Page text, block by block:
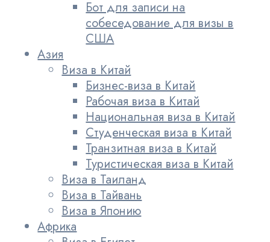
Бот для записи на
собеседование для визы в
США
Азия
Виза в Китай
Бизнес-виза в Китай
Рабочая виза в Китай
Национальная виза в Китай
Студенческая виза в Китай
Транзитная виза в Китай
Туристическая виза в Китай
Виза в Таиланд
Виза в Тайвань
Виза в Японию
Африка